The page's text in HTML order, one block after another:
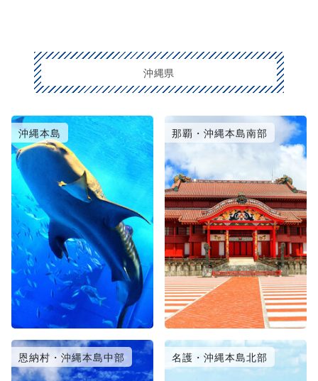
沖縄県
沖縄本島 那覇・沖縄本島南部
恩納村・沖縄本島中部 名護・沖縄本島北部